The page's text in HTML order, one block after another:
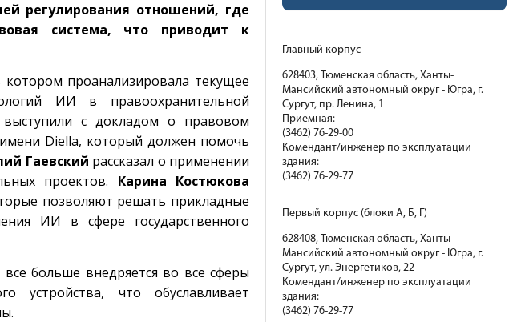
регулирования отношений, где
система, что приводит к
проанализировала текущее
ИИ в правоохранительной
выступили с докладом о правовом
Diella, который должен помочь
Гаевский рассказал о применении
проектов. Карина Костюкова
позволяют решать прикладные
ИИ в сфере государственного
больше внедряется во все сферы
устройства, что обуславливает
Главный корпус
628403, Тюменская область, Ханты-
Мансийский автономный округ - Югра, г.
Сургут, пр. Ленина, 1
Приемная:
(3462) 76-29-00
Комендант/инженер по эксплуатации
здания:
(3462) 76-29-77
Первый корпус (блоки А, Б, Г)
628408, Тюменская область, Ханты-
Мансийский автономный округ - Югра, г.
Сургут, ул. Энергетиков, 22
Комендант/инженер по эксплуатации
здания:
(3462) 76-29-77